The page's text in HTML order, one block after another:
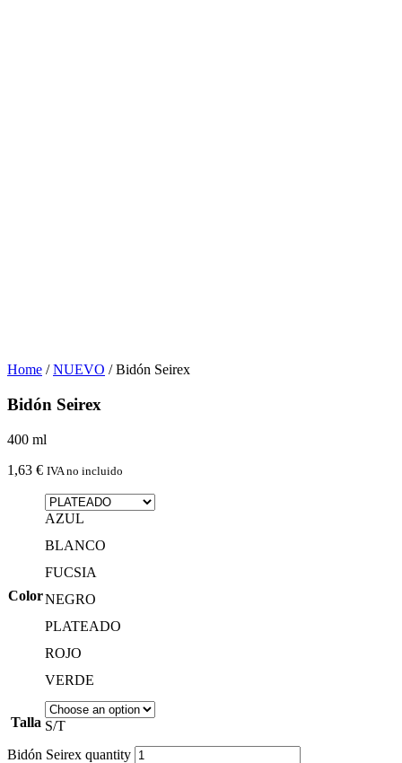
Home /NUEVO / Bidón Seirex
Bidón Seirex
400 ml
1,63 € IVA no incluido
Color
AZUL
BLANCO
FUCSIA
NEGRO
PLATEADO
ROJO
VERDE
Talla S/T
Bidón Seirex quantity